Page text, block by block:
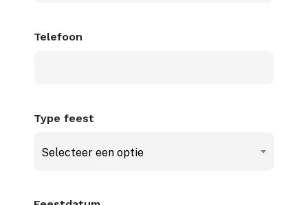
Telefoon
Type feest
Selecteer een optie